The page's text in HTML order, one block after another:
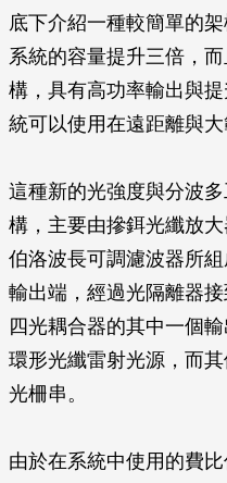
底下介紹一種較簡單的
系統的容量提升三倍，
構，具有高功率輸出與
統可以使用在遠距離與大
這種新的光強度與分波
構，主要由摻鉺光纖放
伯洛波長可調濾波器所
輸出端，經過光隔離器
四光耦合器的其中一個
環形光纖雷射光源，而
光柵串。
由於在系統中使用的費